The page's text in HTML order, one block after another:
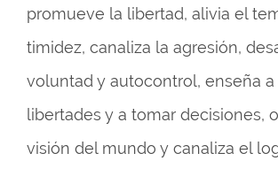
promueve la libertad, alivia el
timidez, canaliza la agresión,
voluntad y autocontrol, enseña
libertades y a tomar decisiones,
visión del mundo y canaliza el